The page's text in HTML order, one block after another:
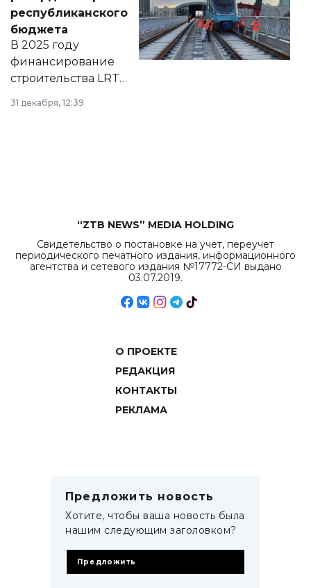
нормативных
правовых актов и
на сайте маслихат
города.
республиканского
бюджета
В 2025 году
финансирование
строительства LRT
в Астане из
республиканского
31 декабря, 12:39
“ZTB NEWS” MEDIA HOLDING
Свидетельство о постановке на учет, переучет
периодического печатного издания, информационного
агентства и сетевого издания №17772-СИ выдано
03.07.2019.
О ПРОЕКТЕ
РЕДАКЦИЯ
КОНТАКТЫ
РЕКЛАМА
Предложить новость
Хотите, чтобы ваша новость была
нашим следующим заголовком?
Предложить